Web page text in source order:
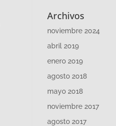
Archivos
noviembre 2024
abril 2019
enero 2019
agosto 2018
mayo 2018
noviembre 2017
agosto 2017